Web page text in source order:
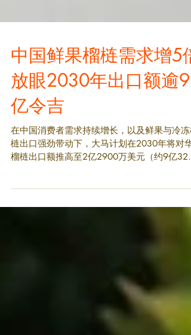
中国鲜果榴梿需求增5倍
放眼2030年出口额逾9
亿令吉
在中国消费者需求持续增长，以及鲜果与冷冻
榴梿出口额推高至2亿2900万美元（约9亿